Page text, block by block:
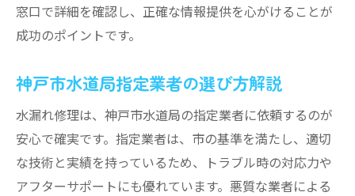
窓口で詳細を確認し、正確な情報提供を心がけることが
成功のポイントです。
神戸市水道局指定業者の選び方解説
水漏れ修理は、神戸市水道局の指定業者に依頼するのが
安心で確実です。指定業者は、市の基準を満たし、適切
な技術と実績を持っているため、トラブル時の対応力や
アフターサポートにも優れています。悪質な業者による